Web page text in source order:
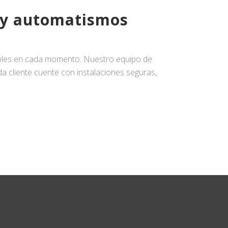
automatismos
en cada momento. Nuestro equipo de
cliente cuente con instalaciones seguras,